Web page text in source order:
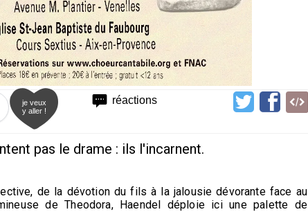
réactions
je veux
y aller !
pas le drame : ils l'incarnent.
de la dévotion du fils à la jalousie dévorante face au
de Theodora, Haendel déploie ici une palette de